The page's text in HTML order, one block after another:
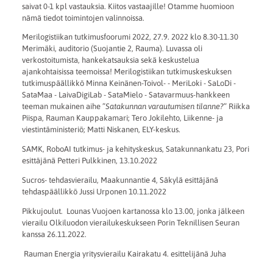
saivat 0-1 kpl vastauksia. Kiitos vastaajille! Otamme huomioon
nämä tiedot toimintojen valinnoissa.
Merilogistiikan tutkimusfoorumi 2022, 27.9. 2022 klo 8.30-11.30
Merimäki, auditorio (Suojantie 2, Rauma). Luvassa oli
verkostoitumista, hankekatsauksia sekä keskustelua
ajankohtaisissa teemoissa! Merilogistiikan tutkimuskeskuksen
tutkimuspäällikkö Minna Keinänen-Toivol- - MeriLoki - SaLoDi -
SataMaa - LaivaDigiLab - SataMielo - Satavarmuus-hankkeen
teeman mukainen aihe ”Satakunnan varautumisen tilanne?” Riikka
Piispa, Rauman Kauppakamari; Tero Jokilehto, Liikenne- ja
viestintäministeriö; Matti Niskanen, ELY-keskus.
SAMK, RoboAI tutkimus- ja kehityskeskus, Satakunnankatu 23, Pori
esittäjänä Petteri Pulkkinen, 13.10.2022
Sucros- tehdasvierailu, Maakunnantie 4, Säkylä esittäjänä
tehdaspäällikkö Jussi Urponen 10.11.2022
Pikkujoulut. Lounas Vuojoen kartanossa klo 13.00, jonka jälkeen
vierailu Olkiluodon vierailukeskukseen Porin Teknillisen Seuran
kanssa 26.11.2022.
Rauman Energia yritysvierailu Kairakatu 4. esittelijänä Juha